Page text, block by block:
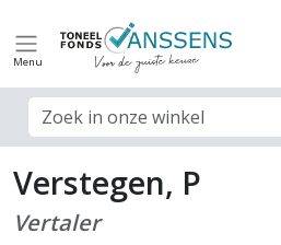
Menu
Zoek veld
Verstegen, P
Vertaler